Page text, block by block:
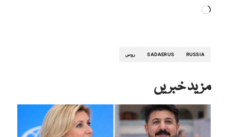
RUSSIA
SADAERUS روس
مزید خبریں